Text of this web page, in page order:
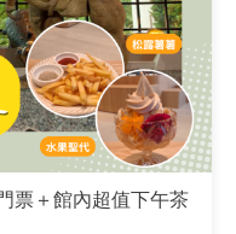
票＋館內超值下午茶